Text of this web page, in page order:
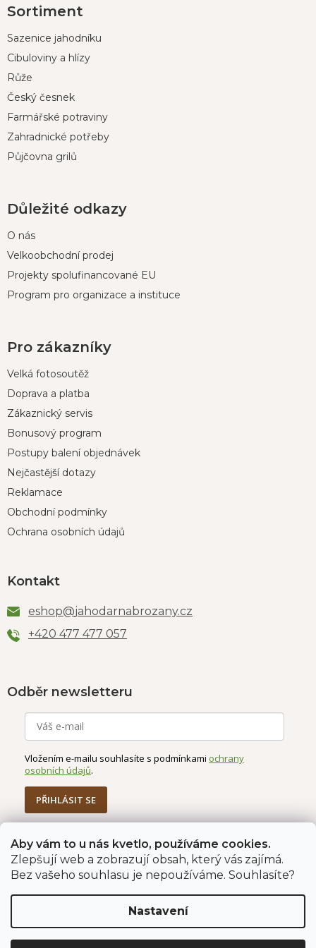
Aby vám to u nás kvetlo, používáme cookies.
Zlepšují web a zobrazují obsah, který vás zajímá.
Bez vašeho souhlasu je nepoužíváme. Souhlasíte?
Nastavení
á
a
Sortiment
Sazenice jahodníku
Cibuloviny a hlízy
Růže
Český česnek
Farmářské potraviny
Zahradnické potřeby
Půjčovna grilů
Důležité odkazy
O nás
Velkoobchodní prodej
Projekty spolufinancované EU
Program pro organizace a instituce
Pro zákazníky
Velká fotosoutěž
Doprava a platba
Zákaznický servis
Bonusový program
Postupy balení objednávek
Nejčastější dotazy
Reklamace
Obchodní podmínky
Ochrana osobních údajů
Kontakt
eshop@jahodarnabrozany.cz
+420 477 477 057
Odběr newsletteru
Vložením e-mailu souhlasíte s podmínkami ochrany
osobních údajů.
PŘIHLÁSIT SE
Jahodárna Brozany Obchodní podmínky
Podmínky ochrany údajů
Vytvořil Shoptet Premium